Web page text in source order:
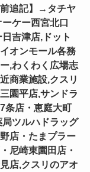
前追記】→タチヤ
ケー西宮北口
日吉津店,ドット
オンモール各務
,わくわく広場志
商業施設,クスリ
園平店,サンドラ
条店・恵庭大町
局ツルハドラッグ
店・たまプラー
尼崎東園田店・
店,クスリのアオ